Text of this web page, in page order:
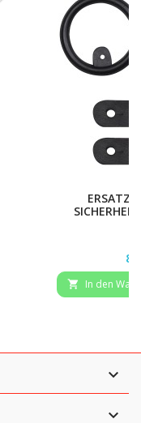
 In den

